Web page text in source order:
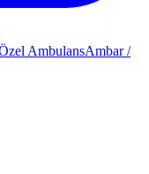
AmbulansAmbar /